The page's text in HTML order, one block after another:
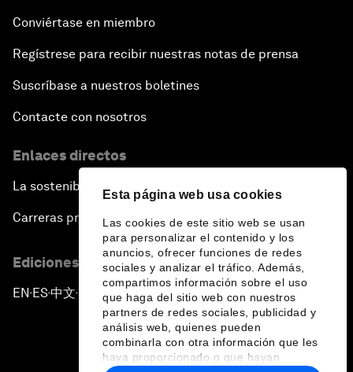
Esta página web usa cookies
Las cookies de este sitio web se usan
para personalizar el contenido y los
anuncios, ofrecer funciones de redes
sociales y analizar el tráfico. Además,
compartimos información sobre el uso
que haga del sitio web con nuestros
partners de redes sociales, publicidad y
análisis web, quienes pueden
combinarla con otra información que les
haya proporcionado o que hayan
Conviértase en miembro
Regístrese para recibir nuestras notas de prensa
Suscríbase a nuestros boletines
Contacte con nosotros
Enlaces directos
La sostenibilidad en el Foro
Carreras profesionales
Ediciones en otros idiomas
EN ▪ ES▪中文▪ 日本語